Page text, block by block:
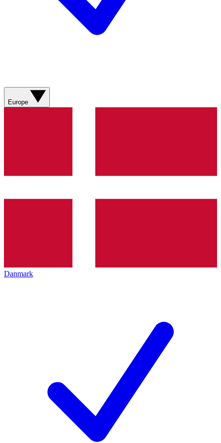
Europe
Danmark